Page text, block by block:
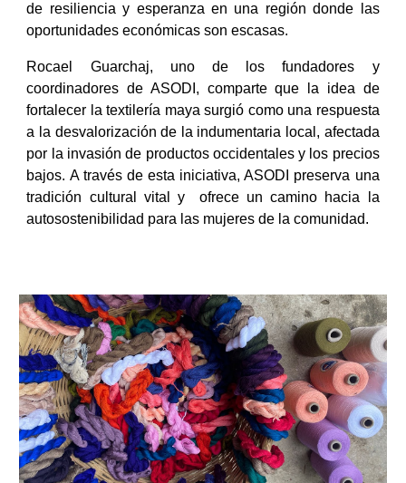
de resiliencia y esperanza en una región donde las
oportunidades económicas son escasas.
Rocael Guarchaj, uno de los fundadores y
coordinadores de ASODI, comparte que la idea de
fortalecer la textilería maya surgió como una respuesta
a la desvalorización de la indumentaria local, afectada
por la invasión de productos occidentales y los precios
bajos. A través de esta iniciativa, ASODI preserva una
tradición cultural vital y ofrece un camino hacia la
autosostenibilidad para las mujeres de la comunidad.